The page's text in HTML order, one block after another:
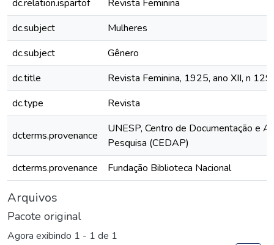
dc.relation.ispartof
Revista Feminina
dc.subject
Mulheres
dc.subject
Gênero
dc.title
Revista Feminina, 1925, ano XII, n 129
dc.type
Revista
dcterms.provenance
UNESP, Centro de Documentação e
Pesquisa (CEDAP)
dcterms.provenance
Fundação Biblioteca Nacional
Arquivos
Pacote original
Agora exibindo 1 - 1 de 1